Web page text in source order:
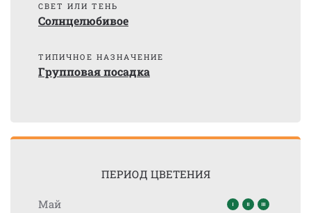
СВЕТ ИЛИ ТЕНЬ
Солнцелюбивое
ТИПИЧНОЕ НАЗНАЧЕНИЕ
Групповая посадка
ПЕРИОД ЦВЕТЕНИЯ
Май